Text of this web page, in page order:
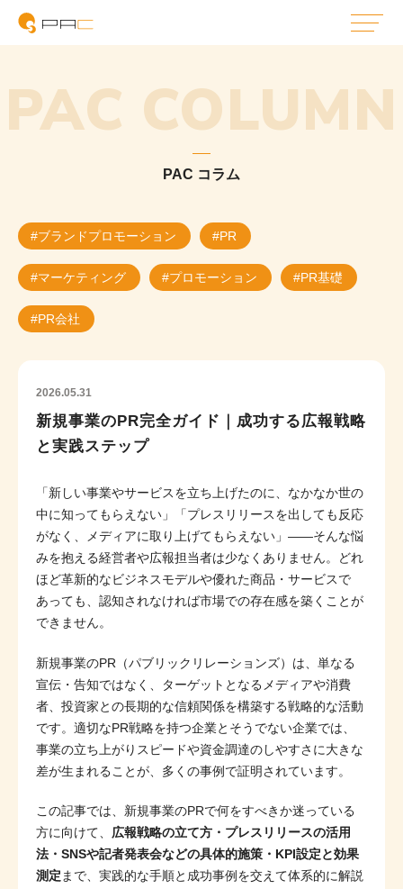
PAC COLUMN
PAC コラム
#ブランドプロモーション #PR
#マーケティング #プロモーション #PR基礎
#PR会社
2026.05.31
新規事業のPR完全ガイド｜成功する広報戦略
と実践ステップ
「新しい事業やサービスを立ち上げたのに、なかなか世の
中に知ってもらえない」「プレスリリースを出しても反応
がなく、メディアに取り上げてもらえない」——そんな悩
みを抱える経営者や広報担当者は少なくありません。どれ
ほど革新的なビジネスモデルや優れた商品・サービスで
あっても、認知されなければ市場での存在感を築くことが
できません。
新規事業のPR（パブリックリレーションズ）は、単なる
宣伝・告知ではなく、ターゲットとなるメディアや消費
者、投資家との長期的な信頼関係を構築する戦略的な活動
です。適切なPR戦略を持つ企業とそうでない企業では、
事業の立ち上がりスピードや資金調達のしやすさに大きな
差が生まれることが、多くの事例で証明されています。
この記事では、新規事業のPRで何をすべきか迷っている
方に向けて、 広報戦略の立て方・プレスリリースの活用
法・SNSや記者発表会などの具体的施策・KPI設定と効果
測定 まで、実践的な手順と成功事例を交えて体系的に解説